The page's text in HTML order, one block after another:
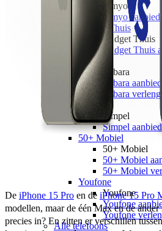
Simyo
Simyo
Budget Thuis
Budget Thuis
Budget Thuis
Lebara
Lebara
Lebara
Lebara
Simpel
Simpel
Simpel
50+ Mobiel
50+ Mobiel
50+ Mobiel
50+ Mobiel
Youfone
Youfone
Youfone
Youfone
Alle telefoons
De iPhone 15 Pro en de iPhone 15 Pro
modellen, maar de één Max en de
precies in? En zitten er verschillen